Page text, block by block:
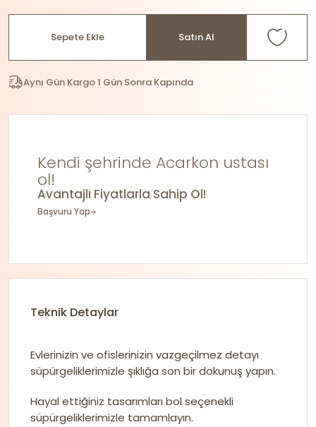
Sepete Ekle Satın Al
Aynı Gün Kargo 1 Gün Sonra Kapında
Kendi şehrinde Acarkon ustası
ol!
Avantajlı Fiyatlarla Sahip Ol!
Başvuru Yap
Teknik Detaylar
Evlerinizin ve ofislerinizin vazgeçilmez detayı
süpürgeliklerimizle şıklığa son bir dokunuş yapın.
Hayal ettiğiniz tasarımları bol seçenekli
süpürgeliklerimizle tamamlayın.